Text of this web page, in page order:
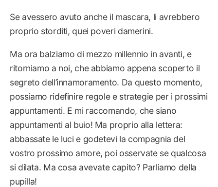
Se avessero avuto anche il mascara, li avrebbero
proprio storditi, quei poveri damerini.
Ma ora balziamo di mezzo millennio in avanti, e
ritorniamo a noi, che abbiamo appena scoperto il
segreto dell’innamoramento. Da questo momento,
possiamo ridefinire regole e strategie per i prossimi
appuntamenti. E mi raccomando, che siano
appuntamenti al buio! Ma proprio alla lettera:
abbassate le luci e godetevi la compagnia del
vostro prossimo amore, poi osservate se qualcosa
si dilata. Ma cosa avevate capito? Parliamo della
pupilla!